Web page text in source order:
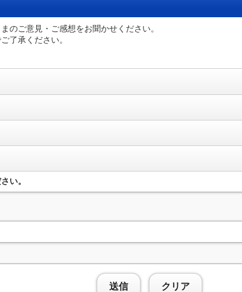
のご意見・ご感想をお聞かせください。
了承ください。
い。
送信 クリア